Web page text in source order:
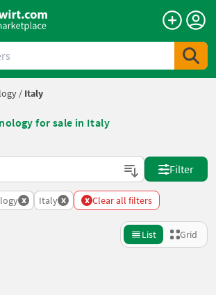
/ Italy
for sale in Italy
on Landwirt.com
Filter
x Italy x x Clear all filters
List Grid